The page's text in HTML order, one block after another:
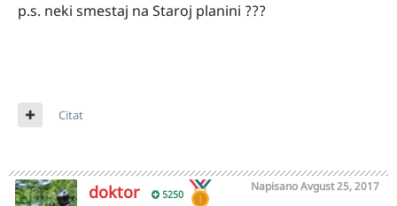
p.s. neki smestaj na Staroj planini ???
Citat
doktor 5250
NapisanoAvgust 25, 2017